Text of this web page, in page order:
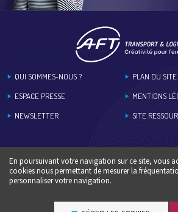
QUI SOMMES-NOUS ?
ESPACE PRESSE
NEWSLETTER
PLAN DU SITE
MENTIONS
SITE
En poursuivant votre navigation sur ce site, vous
cookies nous permettant de mesurer la
personnaliser votre navigation.